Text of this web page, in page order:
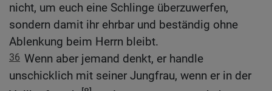
nicht, um euch eine Schlinge überzuwerfen,
sondern damit ihr ehrbar und beständig ohne
Ablenkung beim Herrn bleibt.
36 Wenn aber jemand denkt, er handle
unschicklich mit seiner Jungfrau, wenn er in der